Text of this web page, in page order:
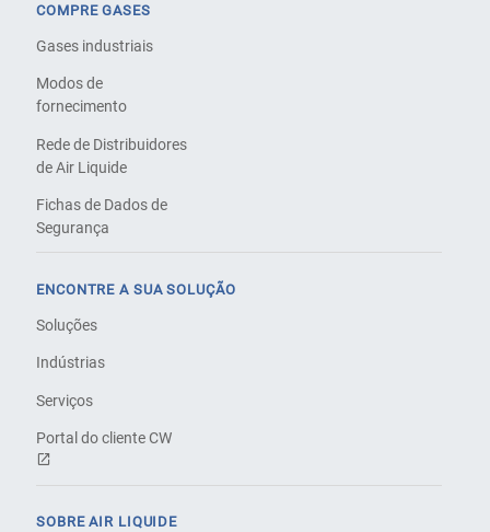
COMPRE GASES
Gases industriais
Modos de
fornecimento
Rede de Distribuidores
de Air Liquide
Fichas de Dados de
Segurança
ENCONTRE A SUA SOLUÇÃO
Soluções
Indústrias
Serviços
Portal do cliente CW
SOBRE AIR LIQUIDE